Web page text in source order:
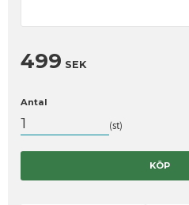
499 SEK
Antal
st
KÖP